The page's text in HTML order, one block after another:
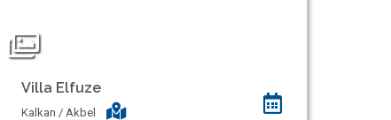
Villa Elfuze
Kalkan / Akbel